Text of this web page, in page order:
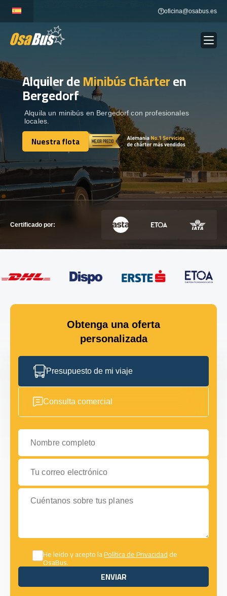
content
oficina@osabus.es
ALQUILER DE AUTOCARES Show dropdown
DESTINOS
RECORRIDAS Show dropdown
Alquiler deMinibús Chárteren
Bergedorf
Alquila un minibús en Bergedorf con profesionales
locales.
Nuestra flota
Nuestra flota
Certificado por:
Obtenga una oferta
personalizada
Presupuesto de mi viaje
Consulta comercial
Nombre completo
Tu correo electrónico
Cuéntanos sobre tus planes
He leído y acepto laPolítica de Privacidadde
OsaBus.
ENVIAR
ENVIAR